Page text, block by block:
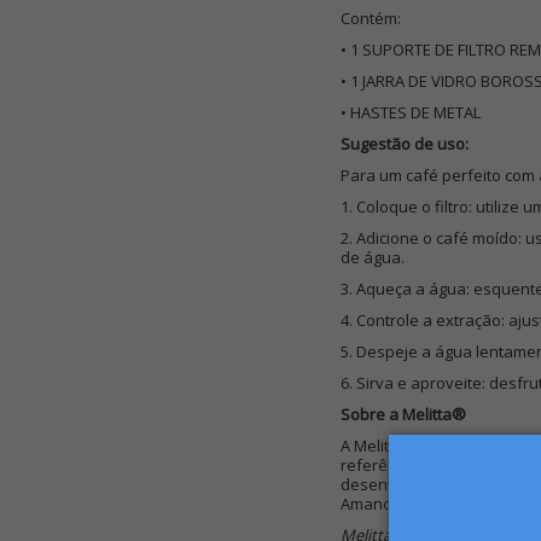
Contém:
• 1 SUPORTE DE FILTRO
• 1 JARRA DE VIDRO
• HASTES DE METAL
Sugestão de uso:
Para um café perfeito
1. Coloque o filtro: utilize
2. Adicione o café moído:
de água.
3. Aqueça a água:
4. Controle a extração:
5. Despeje a água
6. Sirva e aproveite:
Sobre a Melitta®
A Melitta® tem mais de
referência em produtos
desenvolve soluções que
Amano® é a expressão
Melitta® - Café fresquinho